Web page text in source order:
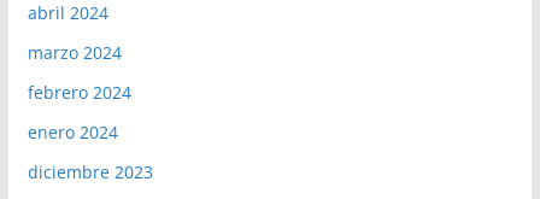
abril 2024
marzo 2024
febrero 2024
enero 2024
diciembre 2023